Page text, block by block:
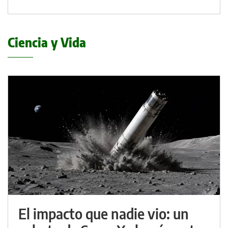
Ciencia y Vida
El impacto que nadie vio: un